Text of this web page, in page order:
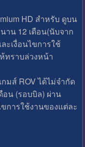
HD สำหรับ ดูบน
าน 12 เดือน(นับจาก
ะเงื่อนไขการใช้
ทราบล่วงหน้า
ส์ ROV ได้ไม่จำกัด
อน (รอบบิล) ผ่าน
การใช้งานของแต่ละ